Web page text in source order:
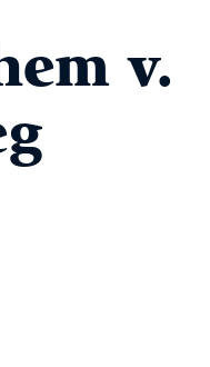
v.